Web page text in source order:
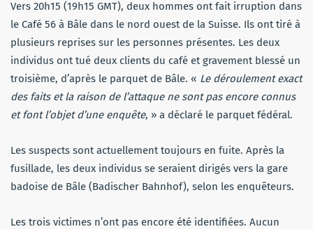
Vers 20h15 (19h15 GMT), deux hommes ont fait irruption dans
le Café 56 à Bâle dans le nord ouest de la Suisse. Ils ont tiré à
plusieurs reprises sur les personnes présentes. Les deux
individus ont tué deux clients du café et gravement blessé un
troisième, d’après le parquet de Bâle. « Le déroulement exact
des faits et la raison de l’attaque ne sont pas encore connus
et font l’objet d’une enquête, » a déclaré le parquet fédéral.
Les suspects sont actuellement toujours en fuite. Après la
fusillade, les deux individus se seraient dirigés vers la gare
badoise de Bâle (Badischer Bahnhof), selon les enquêteurs.
Les trois victimes n’ont pas encore été identifiées. Aucun